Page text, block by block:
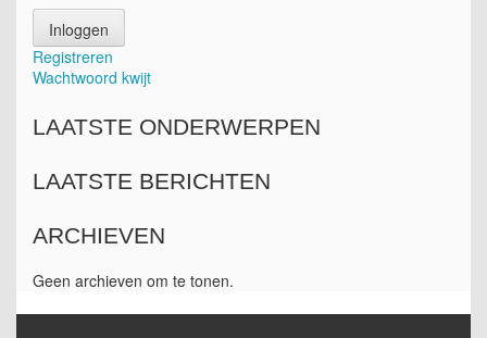
Inloggen
Registreren
Wachtwoord kwijt
LAATSTE ONDERWERPEN
LAATSTE BERICHTEN
ARCHIEVEN
Geen archieven om te tonen.